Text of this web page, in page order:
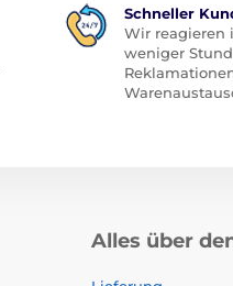
Schneller
Wir reagieren
weniger
Alles über